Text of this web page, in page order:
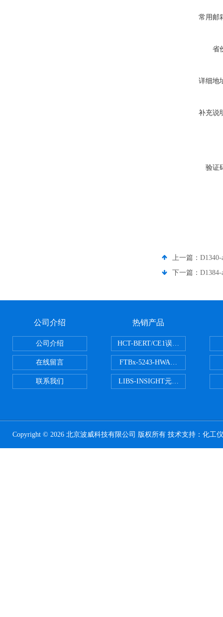
常用邮
省
详细地
补充说
验证
上一篇：
下一篇：
公司介绍
公司介绍
在线留言
联系我们
热销产品
HCT-BERT/CE1误码测试仪
FTBx-5243-HWA光谱分析仪
LIBS-INSIGHT元素光谱分析仪
Copyright © 2026 北京波威科技有限公司 版权所有 技术支持： 化工